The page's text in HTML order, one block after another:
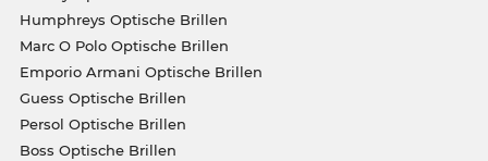
Humphreys Optische Brillen
Marc O Polo Optische Brillen
Emporio Armani Optische Brillen
Guess Optische Brillen
Persol Optische Brillen
Boss Optische Brillen